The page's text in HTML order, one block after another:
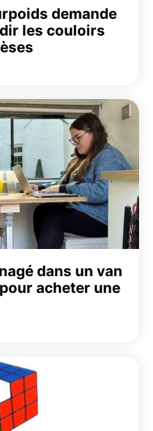
demande
les couloirs
dans un van
acheter une